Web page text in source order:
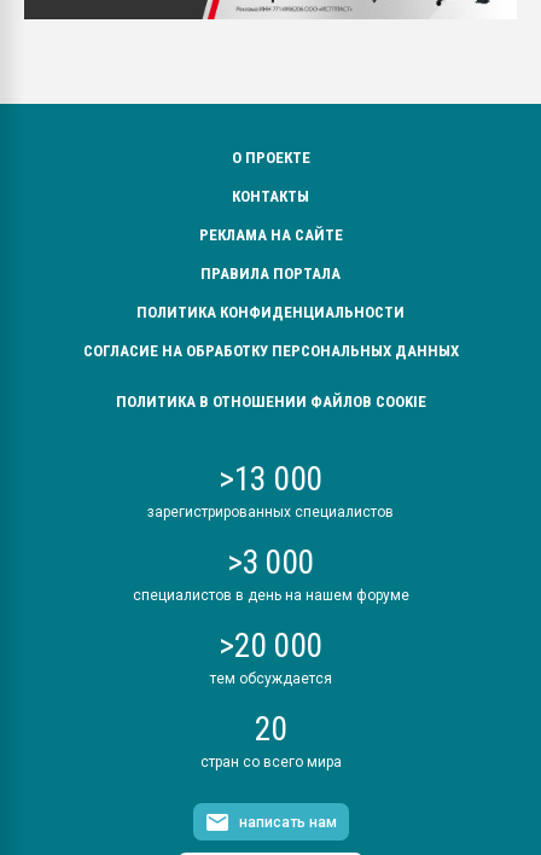
О ПРОЕКТЕ
КОНТАКТЫ
РЕКЛАМА НА САЙТЕ
ПРАВИЛА ПОРТАЛА
ПОЛИТИКА КОНФИДЕНЦИАЛЬНОСТИ
СОГЛАСИЕ НА ОБРАБОТКУ ПЕРСОНАЛЬНЫХ ДАННЫХ
ПОЛИТИКА В ОТНОШЕНИИ ФАЙЛОВ COOKIE
>13 000
зарегистрированных специалистов
>3 000
специалистов в день на нашем форуме
>20 000
тем обсуждается
20
стран со всего мира
написать нам